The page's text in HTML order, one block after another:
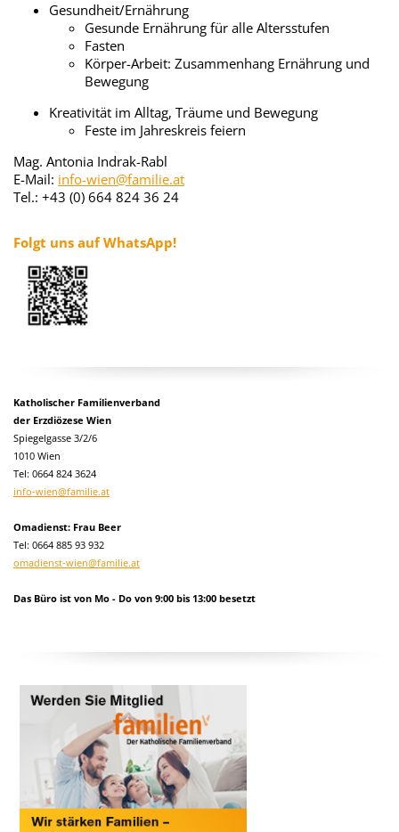
Gesundheit/Ernährung
Gesunde Ernährung für alle Altersstufen
Fasten
Körper-Arbeit: Zusammenhang Ernährung und
Bewegung
Kreativität im Alltag, Träume und Bewegung
Feste im Jahreskreis feiern
Mag. Antonia Indrak-Rabl
E-Mail: info-wien@familie.at
Tel.: +43 (0) 664 824 36 24
Folgt uns auf WhatsApp!
Katholischer Familienverband
der Erzdiözese Wien
Spiegelgasse 3/2/6
1010 Wien
Tel: 0664 824 3624
info-wien@familie.at
Omadienst: Frau Beer
Tel: 0664 885 93 932
omadienst-wien@familie.at
Das Büro ist von Mo - Do von 9:00 bis 13:00 besetzt